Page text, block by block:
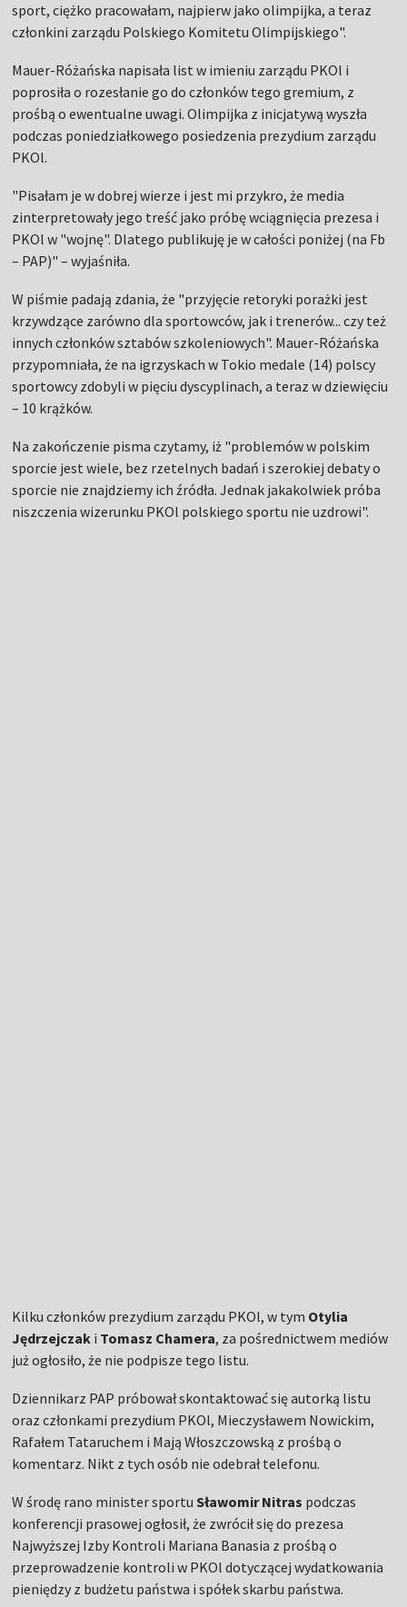
sport, ciężko pracowałam, najpierw jako olimpijka, a teraz
członkini zarządu Polskiego Komitetu Olimpijskiego".
Mauer-Różańska napisała list w imieniu zarządu PKOl i
poprosiła o rozesłanie go do członków tego gremium, z
prośbą o ewentualne uwagi. Olimpijka z inicjatywą wyszła
podczas poniedziałkowego posiedzenia prezydium zarządu
PKOl.
"Pisałam je w dobrej wierze i jest mi przykro, że media
zinterpretowały jego treść jako próbę wciągnięcia prezesa i
PKOl w "wojnę". Dlatego publikuję je w całości poniżej (na Fb
– PAP)" – wyjaśniła.
W piśmie padają zdania, że "przyjęcie retoryki porażki jest
krzywdzące zarówno dla sportowców, jak i trenerów... czy też
innych członków sztabów szkoleniowych". Mauer-Różańska
przypomniała, że na igrzyskach w Tokio medale (14) polscy
sportowcy zdobyli w pięciu dyscyplinach, a teraz w dziewięciu
– 10 krążków.
Na zakończenie pisma czytamy, iż "problemów w polskim
sporcie jest wiele, bez rzetelnych badań i szerokiej debaty o
sporcie nie znajdziemy ich źródła. Jednak jakakolwiek próba
niszczenia wizerunku PKOl polskiego sportu nie uzdrowi".
Kilku członków prezydium zarządu PKOl, w tym Otylia
Jędrzejczak i Tomasz Chamera, za pośrednictwem mediów
już ogłosiło, że nie podpisze tego listu.
Dziennikarz PAP próbował skontaktować się autorką listu
oraz członkami prezydium PKOl, Mieczysławem Nowickim,
Rafałem Tataruchem i Mają Włoszczowską z prośbą o
komentarz. Nikt z tych osób nie odebrał telefonu.
W środę rano minister sportuSławomir Nitras podczas
konferencji prasowej ogłosił, że zwrócił się do prezesa
Najwyższej Izby Kontroli Mariana Banasia z prośbą o
przeprowadzenie kontroli w PKOl dotyczącej wydatkowania
pieniędzy z budżetu państwa i spółek skarbu państwa.